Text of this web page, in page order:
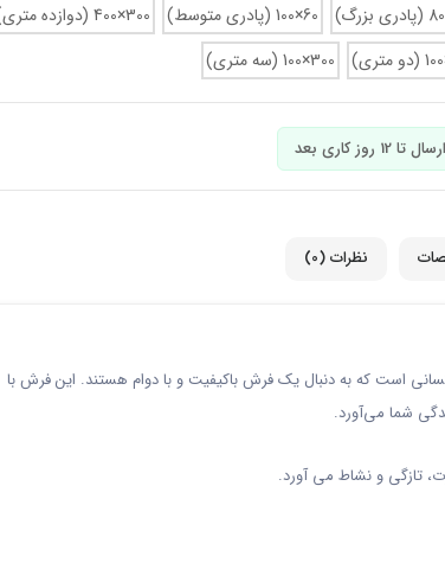
60×100 (پادری متوسط)
300×400 (دوازده متری)
300×100 (سه متری)
ارسال تا 12 روز کاری بعد
نظرات (0)
است که به دنبال یک فرش باکیفیت و با دوام هستند. این فرش با
شما می‌آورد.
تازگی و نشاط می آورد.